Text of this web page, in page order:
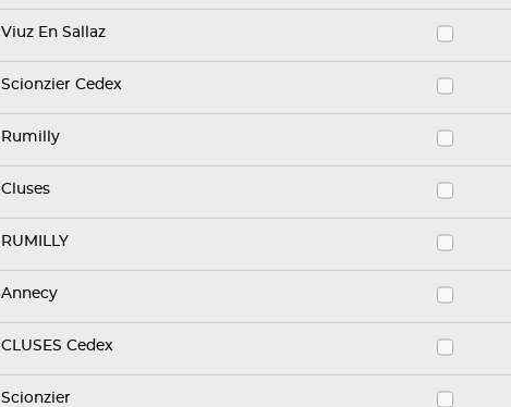
Viuz En Sallaz
Scionzier Cedex
Rumilly
Cluses
RUMILLY
Annecy
CLUSES Cedex
Scionzier